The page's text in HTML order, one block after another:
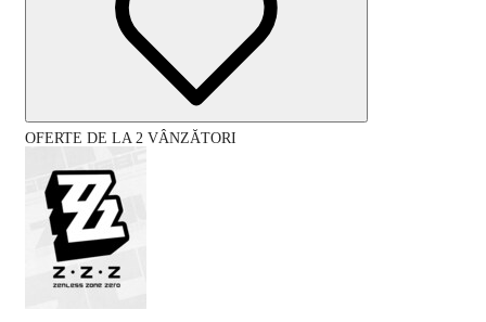
OFERTE DE LA 2 VÂNZĂTORI